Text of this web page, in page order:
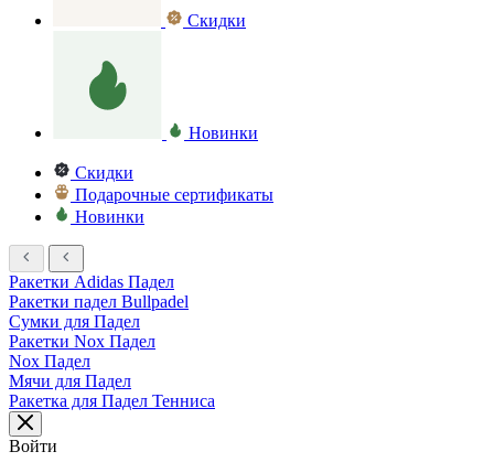
Скидки
Новинки
Скидки
Подарочные сертификаты
Новинки
Ракетки Adidas Падел
Ракетки падел Bullpadel
Сумки для Падел
Ракетки Nox Падел
Nox Падел
Мячи для Падел
Ракетка для Падел Тенниса
Войти